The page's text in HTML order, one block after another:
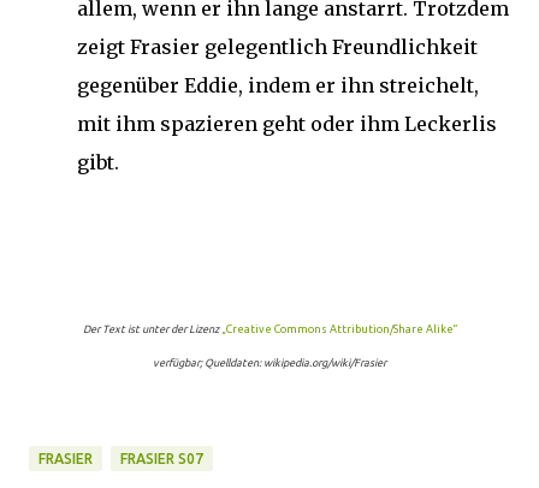
allem, wenn er ihn lange anstarrt. Trotzdem
zeigt Frasier gelegentlich Freundlichkeit
gegenüber Eddie, indem er ihn streichelt,
mit ihm spazieren geht oder ihm Leckerlis
gibt.
Der Text ist unter der Lizenz „Creative Commons Attribution/Share Alike“
verfügbar; Quelldaten: wikipedia.org/wiki/Frasier
FRASIER FRASIER S07